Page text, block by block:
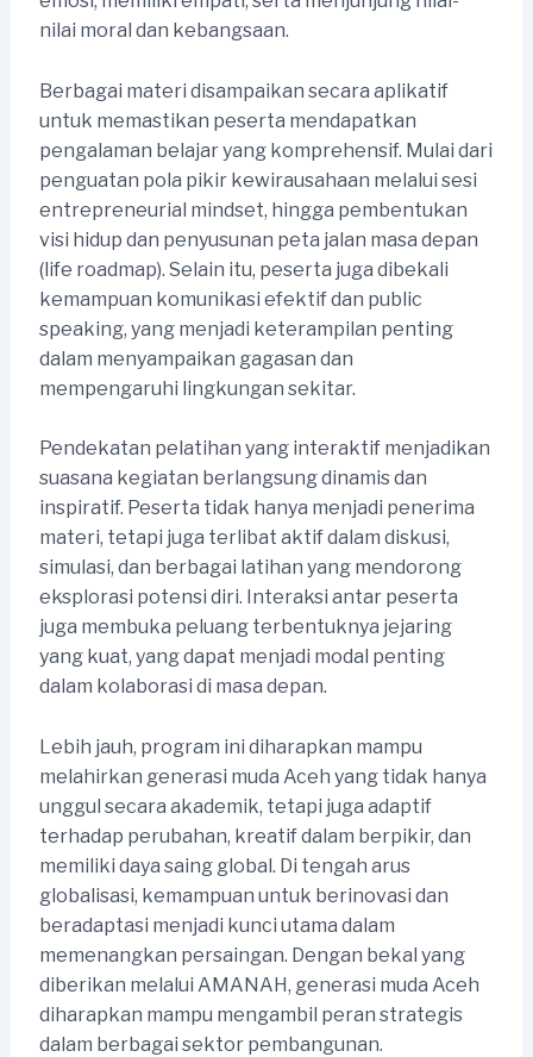
nilai moral dan kebangsaan.
Berbagai materi disampaikan secara aplikatif
untuk memastikan peserta mendapatkan
pengalaman belajar yang komprehensif. Mulai dari
penguatan pola pikir kewirausahaan melalui sesi
entrepreneurial mindset, hingga pembentukan
visi hidup dan penyusunan peta jalan masa depan
(life roadmap). Selain itu, peserta juga dibekali
kemampuan komunikasi efektif dan public
speaking, yang menjadi keterampilan penting
dalam menyampaikan gagasan dan
mempengaruhi lingkungan sekitar.
Pendekatan pelatihan yang interaktif menjadikan
suasana kegiatan berlangsung dinamis dan
inspiratif. Peserta tidak hanya menjadi penerima
materi, tetapi juga terlibat aktif dalam diskusi,
simulasi, dan berbagai latihan yang mendorong
eksplorasi potensi diri. Interaksi antar peserta
juga membuka peluang terbentuknya jejaring
yang kuat, yang dapat menjadi modal penting
dalam kolaborasi di masa depan.
Lebih jauh, program ini diharapkan mampu
melahirkan generasi muda Aceh yang tidak hanya
unggul secara akademik, tetapi juga adaptif
terhadap perubahan, kreatif dalam berpikir, dan
memiliki daya saing global. Di tengah arus
globalisasi, kemampuan untuk berinovasi dan
beradaptasi menjadi kunci utama dalam
memenangkan persaingan. Dengan bekal yang
diberikan melalui AMANAH, generasi muda Aceh
diharapkan mampu mengambil peran strategis
dalam berbagai sektor pembangunan.